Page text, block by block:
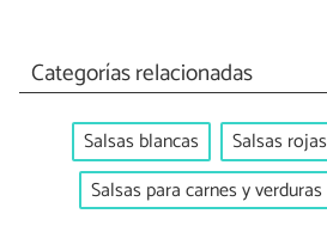
Categorías relacionadas
Salsas blancas Salsas rojas
Salsas para carnes y verduras